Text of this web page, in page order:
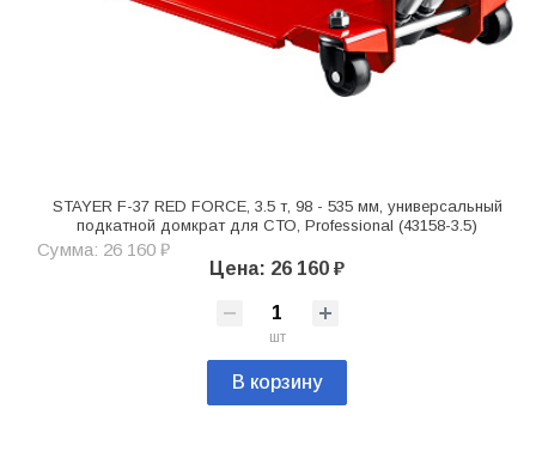
STAYER F-37 RED FORCE, 3.5 т, 98 - 535 мм, универсальный
подкатной домкрат для СТО, Professional (43158-3.5)
Сумма: 26 160 ₽
Цена: 26 160 ₽
шт
В корзину